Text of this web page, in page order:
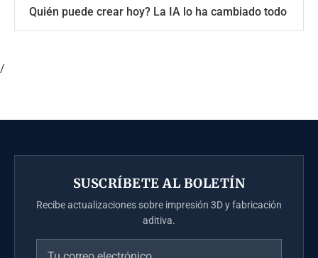
Quién puede crear hoy? La IA lo ha cambiado todo
/
SUSCRÍBETE AL BOLETÍN
Recibe actualizaciones sobre impresión 3D y fabricación
aditiva.